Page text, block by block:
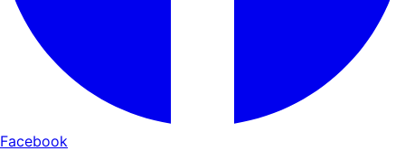
Facebook